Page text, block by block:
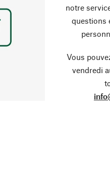
notre
questions
Vous
vendredi